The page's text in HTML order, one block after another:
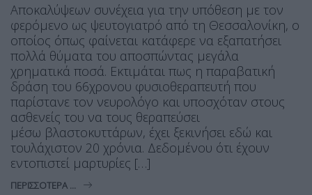
Αποκαλύψεων συνέχεια για την υπόθεση με τον
φερόμενο ως ψευτογιατρό από τη Θεσσαλονίκη, ο
οποίος όπως φαίνεται κατάφερε να εξαπατήσει
πολλά θύματα του αποσπώντας μεγάλα
χρηματικά ποσά. Εκτιμάται πως η παραβατική
δράση του 66χρονου φυσιοθεραπευτή που
παρίστανε τον νευρολόγο και υποσχόταν στους
ασθενείς του να τους θεραπεύσει
μέσω βλαστοκυττάρων, έχει ξεκινήσει εδώ και
τουλάχιστον 20 χρόνια. Δεδομένου ότι έχουν
εντοπιστεί μαρτυρίες […]
ΠΕΡΙΣΣΌΤΕΡΑ ...